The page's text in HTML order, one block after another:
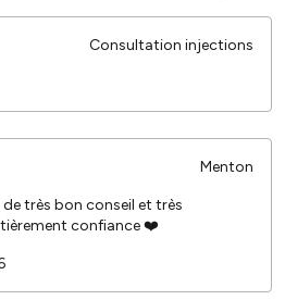
Consultation injections
Menton
très bon conseil et très
confiance ❤️